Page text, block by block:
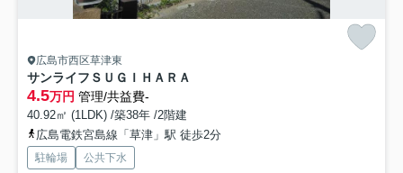
広島市西区草津東
サンライフＳＵＧＩＨＡＲＡ
4.5万円 管理/共益費-
40.92㎡ (1LDK) /築38年 /2階建
広島電鉄宮島線「草津」駅 徒歩2分
駐輪場 公共下水